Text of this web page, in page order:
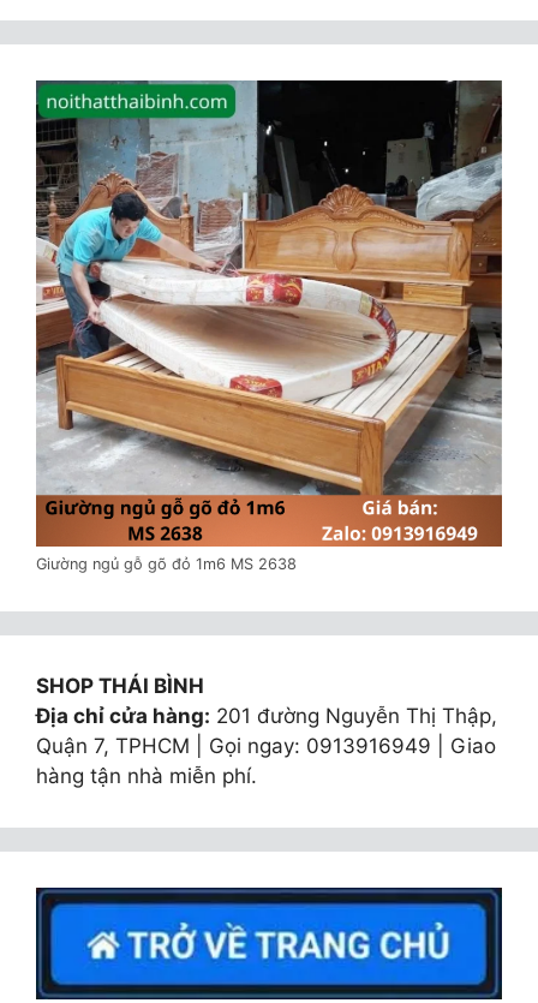
Giường ngủ gỗ gõ đỏ 1m6 MS 2638
SHOP THÁI BÌNH
Địa chỉ cửa hàng: 201 đường Nguyễn Thị Thập,
Quận 7, TPHCM | Gọi ngay: 0913916949 | Giao
hàng tận nhà miễn phí.